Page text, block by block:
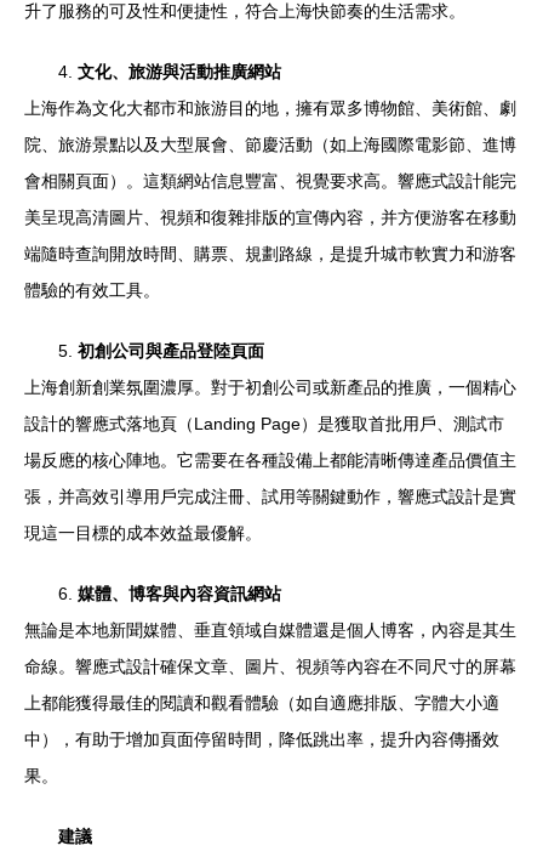
升了服務的可及性和便捷性，符合上海快節奏的生活需求。
4. 文化、旅游與活動推廣網站
上海作為文化大都市和旅游目的地，擁有眾多博物館、美術館、劇
院、旅游景點以及大型展會、節慶活動（如上海國際電影節、進博
會相關頁面）。這類網站信息豐富、視覺要求高。響應式設計能完
美呈現高清圖片、視頻和復雜排版的宣傳內容，并方便游客在移動
端隨時查詢開放時間、購票、規劃路線，是提升城市軟實力和游客
體驗的有效工具。
5. 初創公司與產品登陸頁面
上海創新創業氛圍濃厚。對于初創公司或新產品的推廣，一個精心
設計的響應式落地頁（Landing Page）是獲取首批用戶、測試市
場反應的核心陣地。它需要在各種設備上都能清晰傳達產品價值主
張，并高效引導用戶完成注冊、試用等關鍵動作，響應式設計是實
現這一目標的成本效益最優解。
6. 媒體、博客與內容資訊網站
無論是本地新聞媒體、垂直領域自媒體還是個人博客，內容是其生
命線。響應式設計確保文章、圖片、視頻等內容在不同尺寸的屏幕
上都能獲得最佳的閱讀和觀看體驗（如自適應排版、字體大小適
中），有助于增加頁面停留時間，降低跳出率，提升內容傳播效
果。
建議